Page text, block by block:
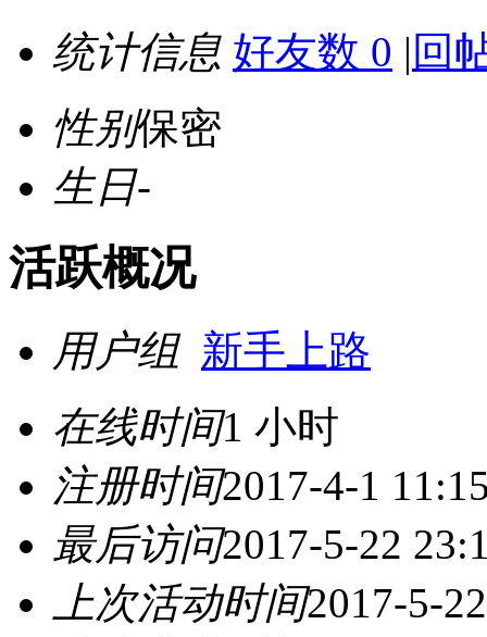
统计信息 好友数 0 | 回
性别保密
生日-
活跃概况
用户组 新手上路
在线时间1 小时
注册时间2017-4-1
最后访问2017-5-22
上次活动时间2017-5-